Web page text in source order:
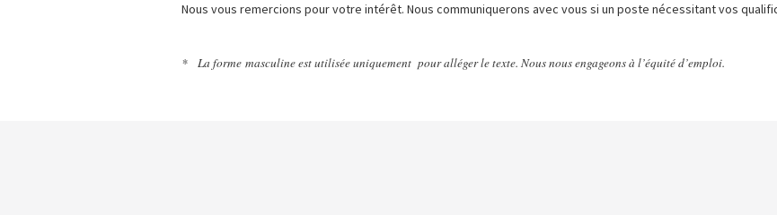
Nous vous remercions pour votre intérêt. Nous communiquerons avec vous si un poste nécessitant vos
* La forme masculine est utilisée uniquement pour alléger le texte. Nous nous engageons à l’équité d’emploi.